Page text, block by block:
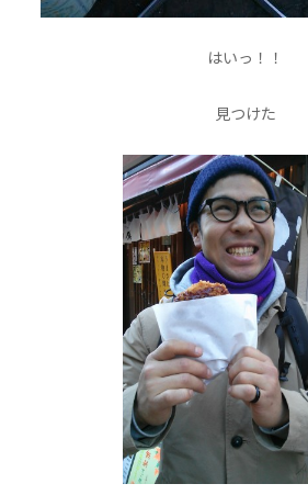
はいっ！！
見つけた